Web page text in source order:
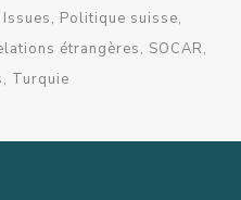
Issues
Politique suisse
étrangères
SOCAR
Turquie